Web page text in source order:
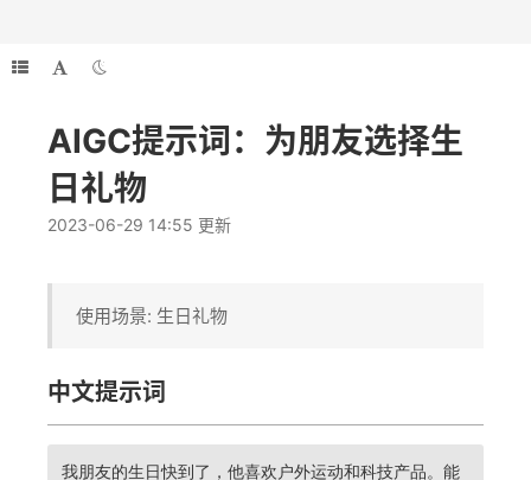
AIGC提示词：为朋友选择生
日礼物
2023-06-29 14:55 更新
使用场景: 生日礼物
中文提示词
我朋友的生日快到了，他喜欢户外运动和科技产品。能